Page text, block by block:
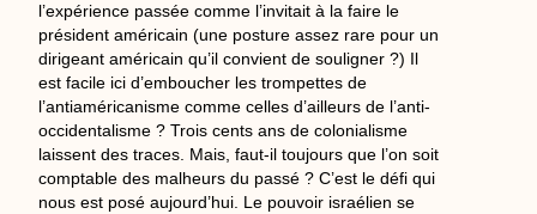
l’expérience passée comme l’invitait à la faire le
président américain (une posture assez rare pour un
dirigeant américain qu’il convient de souligner ?) Il
est facile ici d’emboucher les trompettes de
l’antiaméricanisme comme celles d’ailleurs de l’anti-
occidentalisme ? Trois cents ans de colonialisme
laissent des traces. Mais, faut-il toujours que l’on soit
comptable des malheurs du passé ? C’est le défi qui
nous est posé aujourd’hui. Le pouvoir israélien se